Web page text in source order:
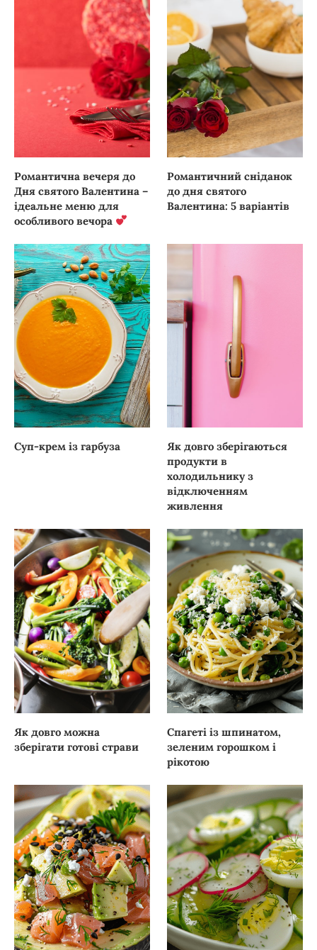
Романтична вечеря до
Дня святого Валентина –
ідеальне меню для
особливого вечора
Романтичний сніданок
до дня святого
Валентина: 5 варіантів
Суп-крем із гарбуза
Як довго зберігаються
продукти в
холодильнику з
відключенням
живлення
Як довго можна
зберігати готові страви
Спагеті із шпинатом,
зеленим горошком і
рікотою